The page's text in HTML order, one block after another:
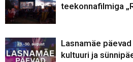
teekonnafilmiga
Lasnamäe
kultuuri ja